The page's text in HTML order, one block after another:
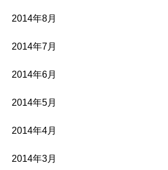
2014年8月
2014年7月
2014年6月
2014年5月
2014年4月
2014年3月